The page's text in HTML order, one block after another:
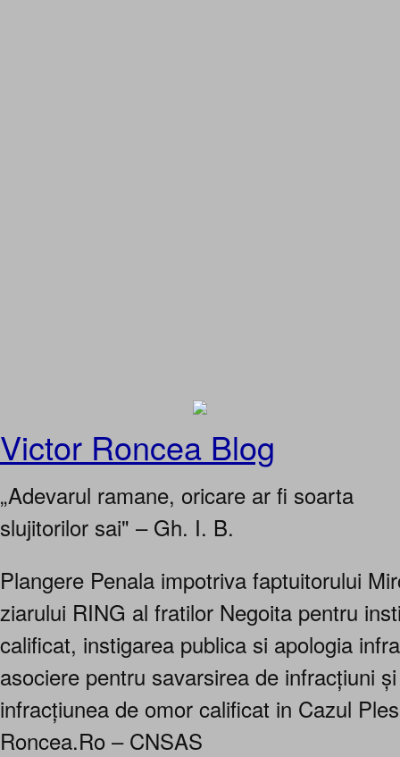
Victor Roncea Blog
„Adevarul ramane, oricare ar fi soarta
slujitorilor sai" – Gh. I. B.
Plangere Penala impotriva faptuitorului
ziarului RING al fratilor Negoita pentru
calificat, instigarea publica si apologia
asociere pentru savarsirea de infracțiuni
infracțiunea de omor calificat in Cazul
Roncea.Ro – CNSAS